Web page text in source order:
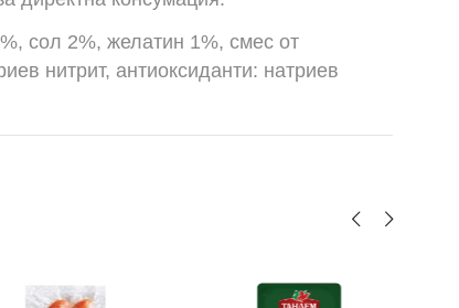
сол 2%, желатин 1%, смес от
нитрит, антиоксиданти: натриев